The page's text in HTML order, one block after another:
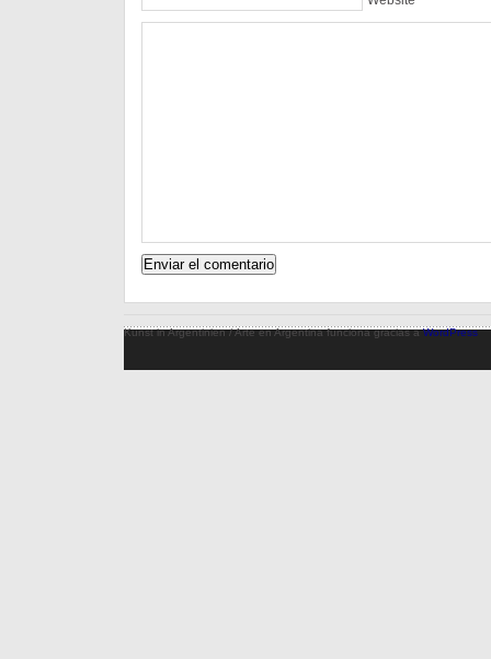
Kunst in Argentinien / Arte en Argentina funciona gracias aWordPress